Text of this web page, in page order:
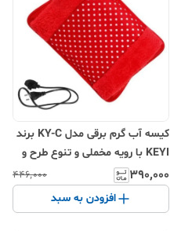
کیسه آب گرم برقی مدل KY-C برند
KEYI با رویه مخملی و تنوع طرح و
رنگ، مناسب آرتروز و کمر درد
۳۹۰٬۰۰۰ ۴۴۶٬۰۰۰
افزودن به سبد